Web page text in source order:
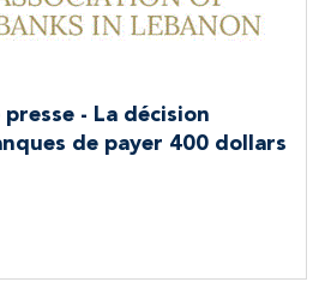
- La décision
de payer 400 dollars